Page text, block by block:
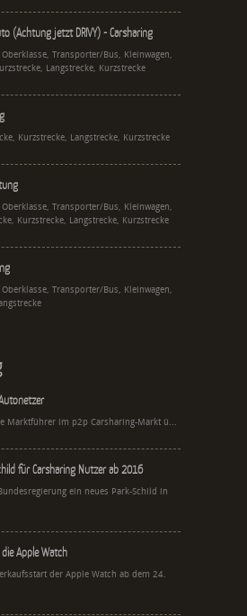
(Achtung jetzt DRIVY) - Carsharing
Transporter/Bus, Kleinwagen,
Langstrecke, Kurzstrecke
Kurzstrecke, Langstrecke, Kurzstrecke
Transporter/Bus, Kleinwagen,
Kurzstrecke, Langstrecke, Kurzstrecke
Transporter/Bus, Kleinwagen,
Marktführer im p2p Carsharing-Markt ü...
für Carsharing Nutzer ab 2016
ein neues Park-Schild in
Apple Watch
der Apple Watch ab dem 24.